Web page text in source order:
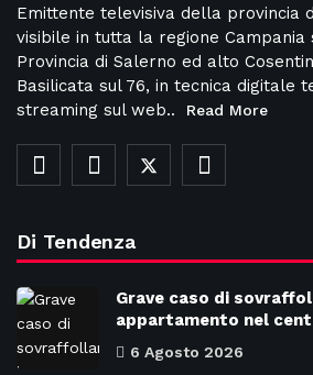
Emittente televisiva della provincia
visibile in tutta la regione Campania
Provincia di Salerno ed alto
Basilicata sul 76, in tecnica digitale
streaming sul web..
Read More
Di Tendenza
Grave caso di
appartamento nel
6 Agosto 2026